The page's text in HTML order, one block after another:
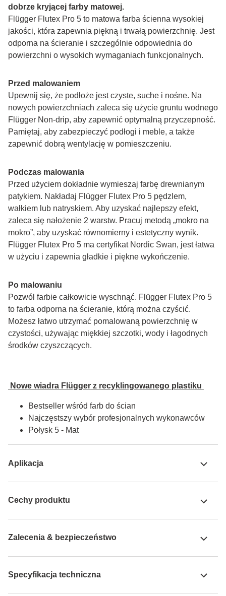
dobrze kryjącej farby matowej.
Flügger Flutex Pro 5 to matowa farba ścienna wysokiej
jakości, która zapewnia piękną i trwałą powierzchnię. Jest
odporna na ścieranie i szczególnie odpowiednia do
powierzchni o wysokich wymaganiach funkcjonalnych.
Przed malowaniem
Upewnij się, że podłoże jest czyste, suche i nośne. Na
nowych powierzchniach zaleca się użycie gruntu wodnego
Flügger Non-drip, aby zapewnić optymalną przyczepność.
Pamiętaj, aby zabezpieczyć podłogi i meble, a także
zapewnić dobrą wentylację w pomieszczeniu.
Podczas malowania
Przed użyciem dokładnie wymieszaj farbę drewnianym
patykiem. Nakładaj Flügger Flutex Pro 5 pędzlem,
wałkiem lub natryskiem. Aby uzyskać najlepszy efekt,
zaleca się nałożenie 2 warstw. Pracuj metodą „mokro na
mokro”, aby uzyskać równomierny i estetyczny wynik.
Flügger Flutex Pro 5 ma certyfikat Nordic Swan, jest łatwa
w użyciu i zapewnia gładkie i piękne wykończenie.
Po malowaniu
Pozwól farbie całkowicie wyschnąć. Flügger Flutex Pro 5
to farba odporna na ścieranie, którą można czyścić.
Możesz łatwo utrzymać pomalowaną powierzchnię w
czystości, używając miękkiej szczotki, wody i łagodnych
środków czyszczących.
Nowe wiadra Flügger z recyklingowanego plastiku
Bestseller wśród farb do ścian
Najczęstszy wybór profesjonalnych wykonawców
Połysk 5 - Mat
Aplikacja
Cechy produktu
Zalecenia & bezpieczeństwo
Specyfikacja techniczna